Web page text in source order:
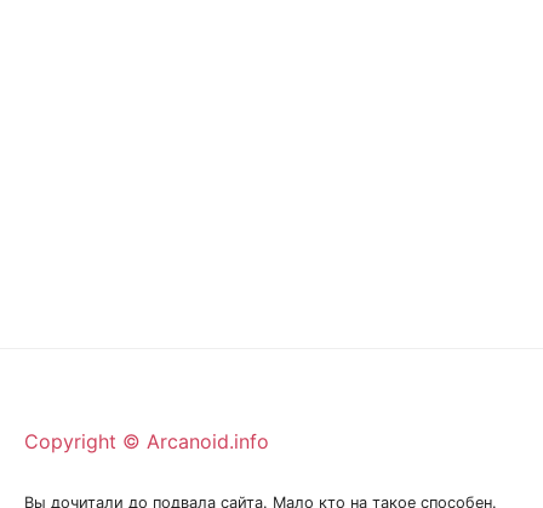
Copyright © Arcanoid.info
Вы дочитали до подвала сайта. Мало кто на такое способен.